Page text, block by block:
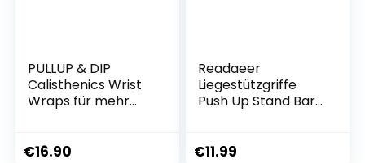
PULLUP & DIP
Calisthenics Wrist
Wraps für mehr
Training,
€16.90
Readaeer
Liegestützgriffe
Push Up Stand Bars
€11.99